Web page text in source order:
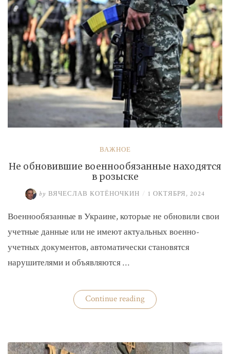
ВАЖНОЕ
Не обновившие военнообязанные находятся
в розыске
by ВЯЧЕСЛАВ КОТЁНОЧКИН / 1 ОКТЯБРЯ, 2024
Военнообязанные в Украине, которые не обновили свои
учетные данные или не имеют актуальных военно-
учетных документов, автоматически становятся
нарушителями и объявляются …
Continue reading«Не
обновившие
розыске»